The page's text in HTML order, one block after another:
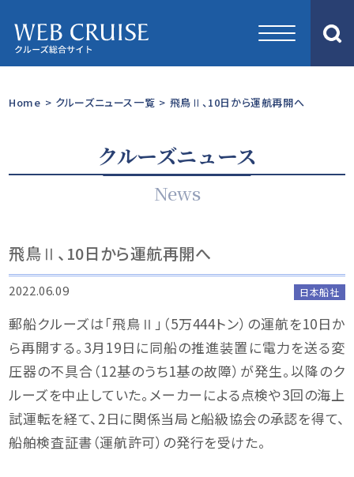
Home > クルーズニュース一覧 > 飛鳥Ⅱ、10日から運航再開へ
クルーズニュース
News
飛鳥Ⅱ、10日から運航再開へ
2022.06.09 日本船社
郵船クルーズは「飛鳥Ⅱ」（5万444トン）の運航を10日か
ら再開する。3月19日に同船の推進装置に電力を送る変
圧器の不具合（12基のうち1基の故障）が発生。以降のク
ルーズを中止していた。メーカーによる点検や3回の海上
試運転を経て、2日に関係当局と船級協会の承認を得て、
船舶検査証書（運航許可）の発行を受けた。